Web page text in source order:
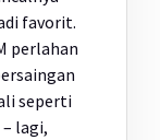
favorit.
perlahan
seperti
lagi,